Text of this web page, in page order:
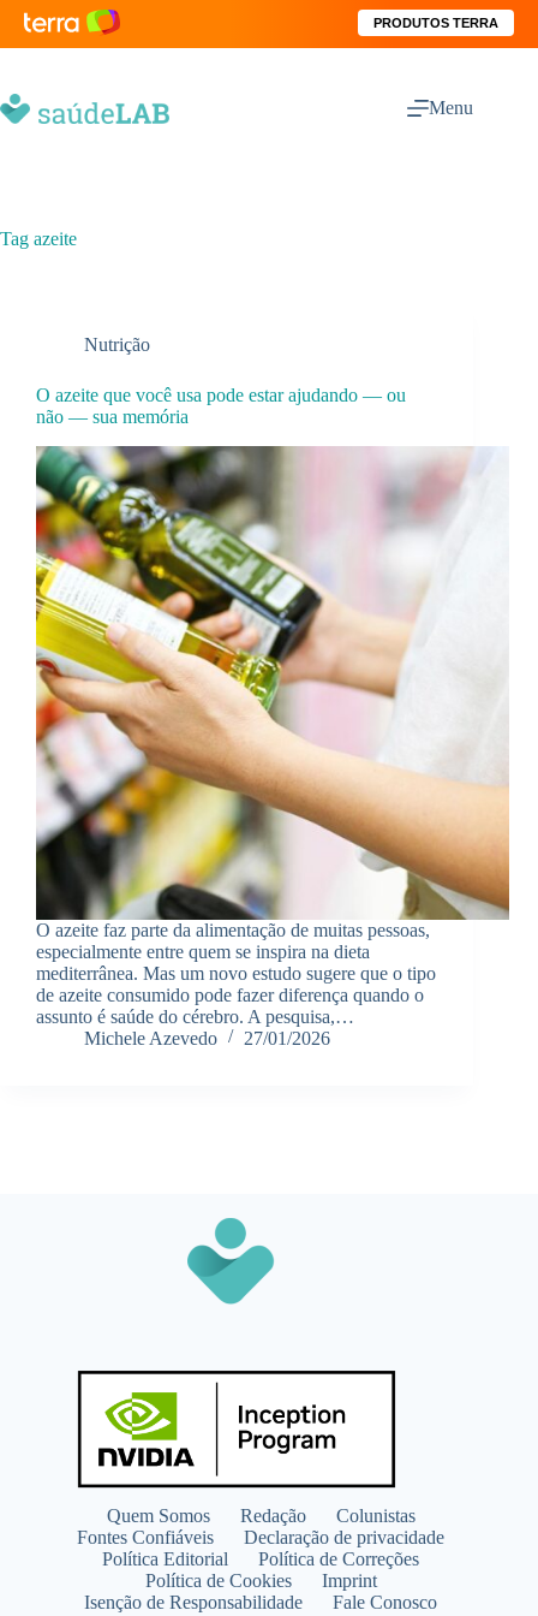
PRODUTOS TERRA
Menu
Tag azeite
Nutrição
O azeite que você usa pode estar ajudando — ou
não — sua memória
O azeite faz parte da alimentação de muitas pessoas,
especialmente entre quem se inspira na dieta
mediterrânea. Mas um novo estudo sugere que o tipo
de azeite consumido pode fazer diferença quando o
assunto é saúde do cérebro. A pesquisa,…
Michele Azevedo
27/01/2026
Quem Somos Redação
Colunistas
Fontes Confiáveis
Declaração de privacidade
Política Editorial
Política de Correções
Política de Cookies
Imprint
Isenção de Responsabilidade
Fale Conosco